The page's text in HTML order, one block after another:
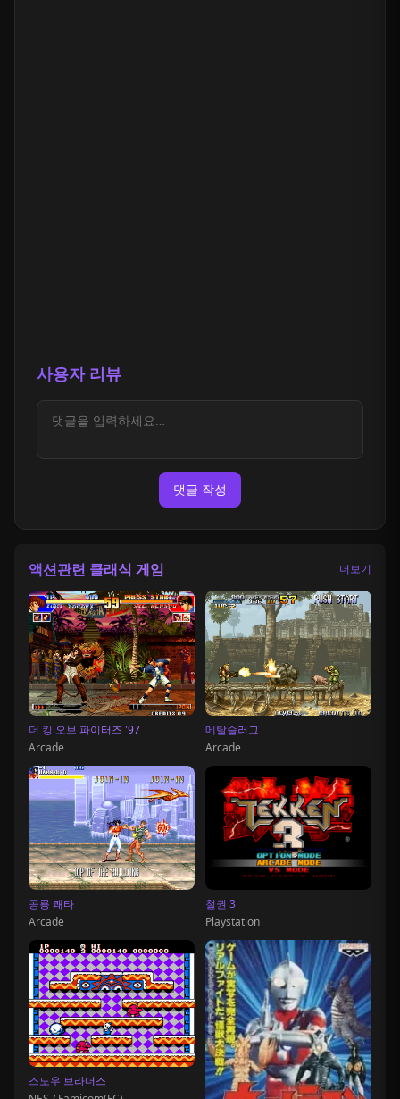
사용자 리뷰
댓글 작성
액션관련 클래식 게임 더보기
더 킹 오브 파이터즈 '97
Arcade
메탈슬러그
Arcade
공룡 쾌타
Arcade
철권 3
Playstation
스노우 브라더스